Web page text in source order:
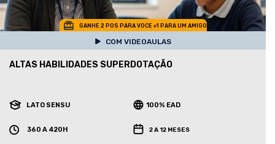
GANHE 2 POS PARA VOCE +1 PARA UM AMIGO
COM VIDEOAULAS
ALTAS HABILIDADES SUPERDOTAÇÃO
LATO SENSU 100% EAD
360 A 420H 2 A 12 MESES